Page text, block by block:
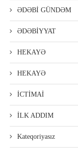
ƏDƏBİ GÜNDƏM
ƏDƏBİYYAT
HEKAYƏ
HEKAYƏ
İCTİMAİ
İLK ADDIM
Kateqoriyasız